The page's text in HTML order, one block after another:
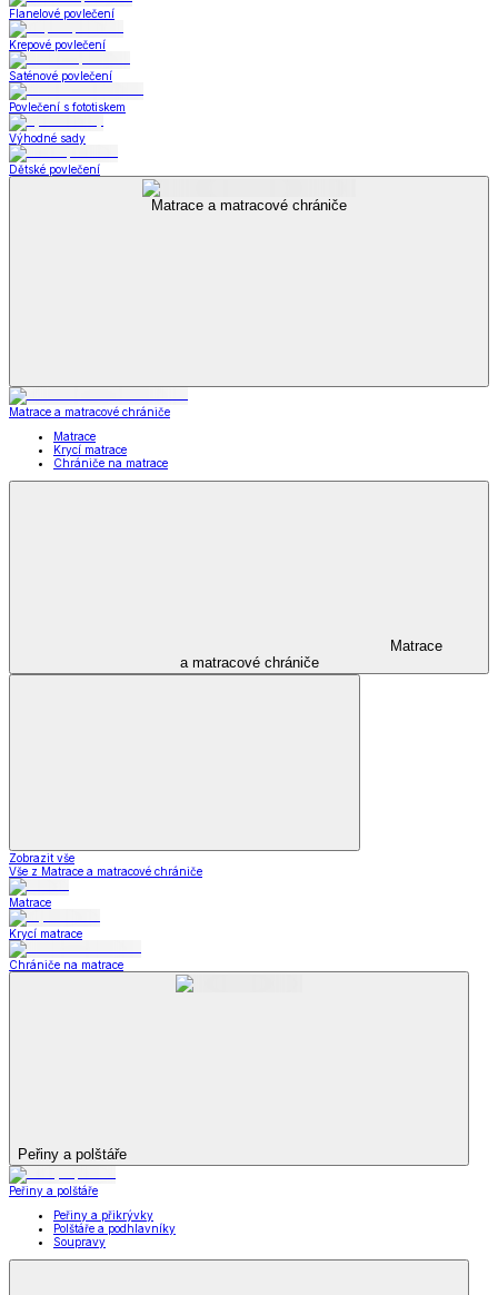
Flanelové povlečení
Krepové povlečení
Saténové povlečení
Povlečení s fototiskem
Výhodné sady
Dětské povlečení
Matrace a matracové chrániče
Matrace a matracové chrániče
Matrace
Krycí matrace
Chrániče na matrace
Matrace
a matracové chrániče
Zobrazit vše
Vše z Matrace a matracové chrániče
Matrace
Krycí matrace
Chrániče na matrace
Peřiny a polštáře
Peřiny a polštáře
Peřiny a přikrývky
Polštáře a podhlavníky
Soupravy